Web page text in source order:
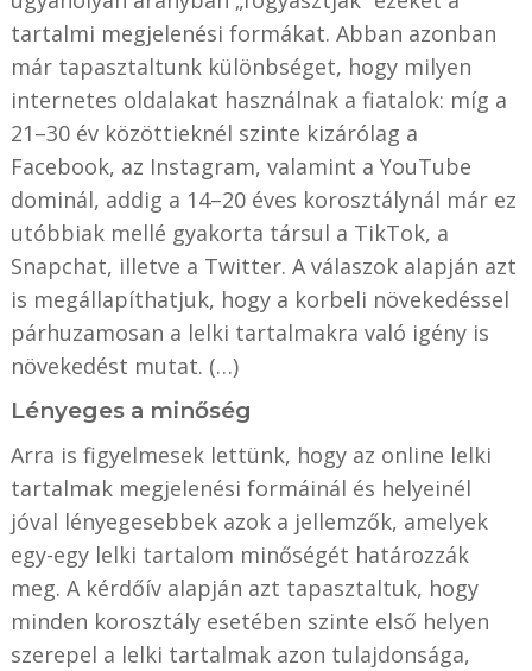
tartalmi megjelenési formákat. Abban azonban
már tapasztaltunk különbséget, hogy milyen
internetes oldalakat használnak a fiatalok: míg a
21–30 év közöttieknél szinte kizárólag a
Facebook, az Instagram, valamint a YouTube
dominál, addig a 14–20 éves korosztálynál már ez
utóbbiak mellé gyakorta társul a TikTok, a
Snapchat, illetve a Twitter. A válaszok alapján azt
is megállapíthatjuk, hogy a korbeli növekedéssel
párhuzamosan a lelki tartalmakra való igény is
növekedést mutat. (…)
Lényeges a minőség
Arra is figyelmesek lettünk, hogy az online lelki
tartalmak megjelenési formáinál és helyeinél
jóval lényegesebbek azok a jellemzők, amelyek
egy-egy lelki tartalom minőségét határozzák
meg. A kérdőív alapján azt tapasztaltuk, hogy
minden korosztály esetében szinte első helyen
szerepel a lelki tartalmak azon tulajdonsága,